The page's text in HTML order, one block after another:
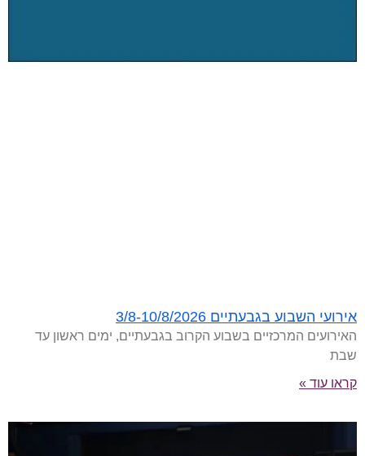
אירועי השבוע בגבעתיים 3/8-10/8/2026
האירועים המרכזיים בשבוע הקרוב בגבעתיים, ימים ראשון עד
שבת
קראו עוד »